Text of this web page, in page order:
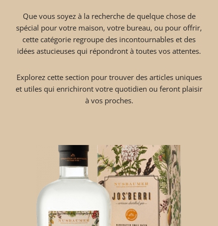
Que vous soyez à la recherche de quelque chose de
spécial pour votre maison, votre bureau, ou pour offrir,
cette catégorie regroupe des incontournables et des
idées astucieuses qui répondront à toutes vos attentes.
Explorez cette section pour trouver des articles uniques
et utiles qui enrichiront votre quotidien ou feront plaisir
à vos proches.